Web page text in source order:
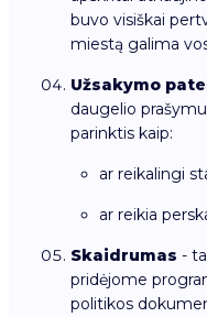
buvo visiškai
miestą galima
Užsakymo
daugelio
parinktis kaip:
ar reikalingi
ar reikia
Skaidrumas -
pridėjome
politikos